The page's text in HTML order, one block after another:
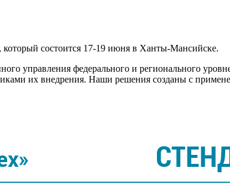
, который состоится 17-19 июня в Ханты-Мансийске.
управления федерального и регионального
их внедрения. Наши решения созданы с